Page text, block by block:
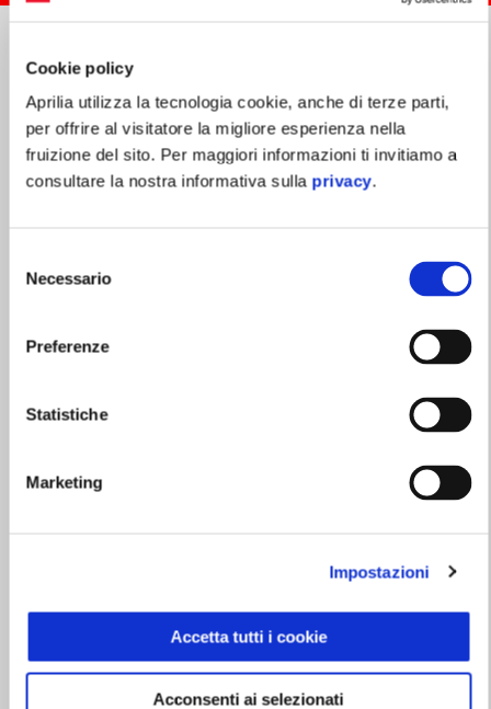
Cookie policy
Aprilia utilizza la tecnologia cookie, anche di terze parti,
per offrire al visitatore la migliore esperienza nella
fruizione del sito. Per maggiori informazioni ti invitiamo a
consultare la nostra informativa sulla privacy.
delNecessario
Preferenze
Statistiche
Marketing
Impostazioni
Accetta tutti i cookie
Acconsenti ai selezionati